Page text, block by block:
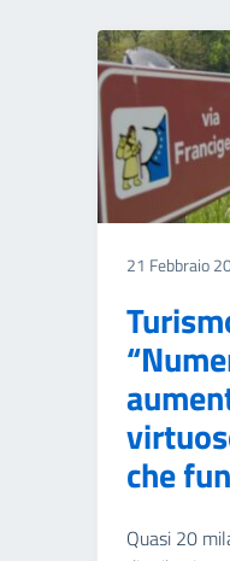
21 Febbraio
che
Quasi 20